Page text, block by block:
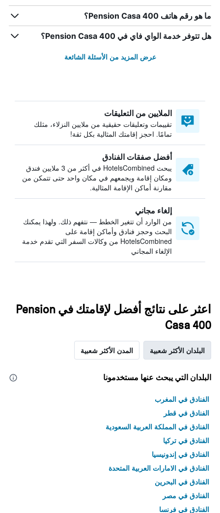
ما هو رقم هاتف Pension Casa 400؟
هل تتوفر خدمة الواي فاي في Pension Casa 400؟
عرض المزيد من الأسئلة الشائعة
الملايين من التعليقات
تقييمات وتعليقات حقيقية من ملايين النزلاء، مثلك
تمامًا. احجز إقامتك المثالية بكل ثقة!
أفضل صفقات الفنادق
يبحث HotelsCombined في أكثر من 3 ملايين فندق
ومكان إقامة ويجمعهم في مكان واحد حتى تتمكن من
مقارنة أماكن الإقامة المثالية.
إلغاء مجاني
من الوارد أن تتغير الخطط — نتفهم ذلك. ولهذا يمكنك
البحث وحجز فنادق وأماكن إقامة على
HotelsCombined من وكالات السفر التي تقدم خدمة
الإلغاء المجاني
اعثر على نتائج أفضل لإقامتك في Pension
Casa 400
البلدان الأكثر شعبية المدن الأكثر شعبية
البلدان التي يبحث عنها مستخدمونا
الفنادق في المغرب
الفنادق في قطر
الفنادق في المملكة العربية السعودية
الفنادق في تركيا
الفنادق في إندونيسيا
الفنادق في الامارات العربية المتحدة
الفنادق في البحرين
الفنادق في مصر
الفنادق في فرنسا